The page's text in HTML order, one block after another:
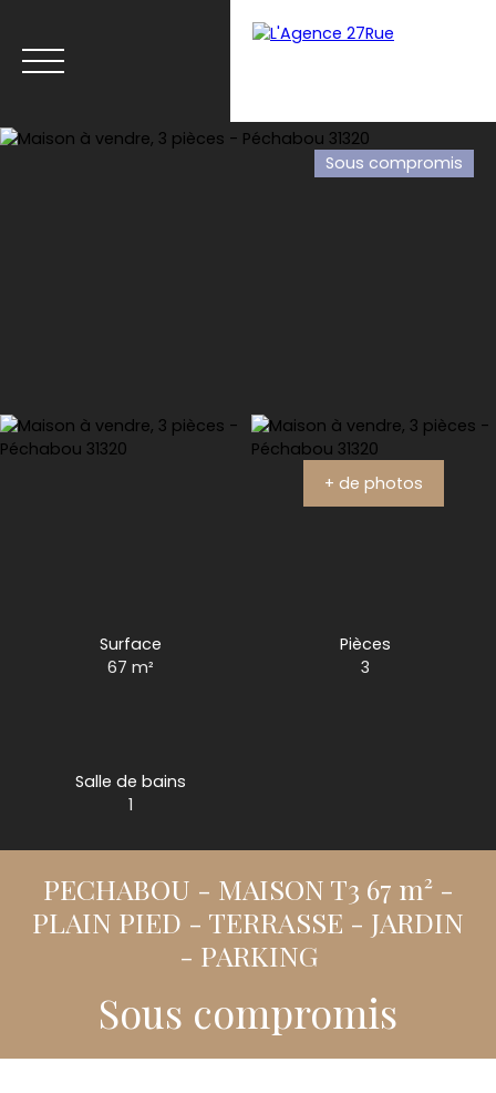
Sous compromis
+ de photos
Surface
67m²
Pièces
3
Salle de bains
1
PECHABOU - MAISON T3 67 m² -
PLAIN PIED - TERRASSE - JARDIN
- PARKING
Sous compromis